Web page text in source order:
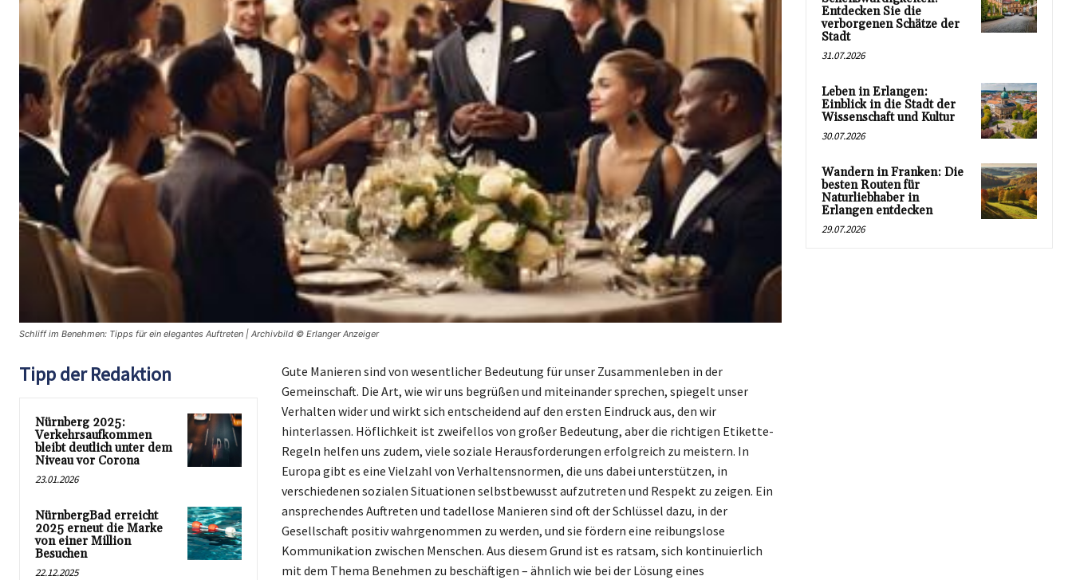
Schliff im Benehmen: Tipps für ein elegantes Auftreten | Archivbild © Erlanger Anzeiger
Tipp der Redaktion
Nürnberg 2025:
Verkehrsaufkommen
bleibt deutlich unter dem
Niveau vor Corona
23.01.2026
NürnbergBad erreicht
2025 erneut die Marke
von einer Million
Besuchen
22.12.2025
Gute Manieren sind von wesentlicher Bedeutung für unser Zusammenleben in der
Gemeinschaft. Die Art, wie wir uns begrüßen und miteinander sprechen, spiegelt unser
Verhalten wider und wirkt sich entscheidend auf den ersten Eindruck aus, den wir
hinterlassen. Höflichkeit ist zweifellos von großer Bedeutung, aber die richtigen Etikette-
Regeln helfen uns zudem, viele soziale Herausforderungen erfolgreich zu meistern. In
Europa gibt es eine Vielzahl von Verhaltensnormen, die uns dabei unterstützen, in
verschiedenen sozialen Situationen selbstbewusst aufzutreten und Respekt zu zeigen. Ein
ansprechendes Auftreten und tadellose Manieren sind oft der Schlüssel dazu, in der
Gesellschaft positiv wahrgenommen zu werden, und sie fördern eine reibungslose
Kommunikation zwischen Menschen. Aus diesem Grund ist es ratsam, sich kontinuierlich
mit dem Thema Benehmen zu beschäftigen – ähnlich wie bei der Lösung eines
Entdecken Sie die
verborgenen Schätze der
Stadt
31.07.2026
Leben in Erlangen:
Einblick in die Stadt der
Wissenschaft und Kultur
30.07.2026
Wandern in Franken: Die
besten Routen für
Naturliebhaber in
Erlangen entdecken
29.07.2026